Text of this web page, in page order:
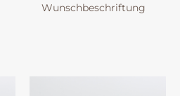
Wunschbeschriftung